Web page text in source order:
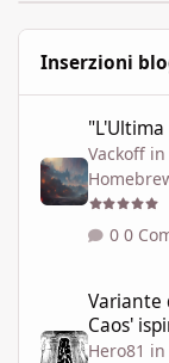
Inserzioni
Vackoff in
0
Variante
Caos'
Hero81 in